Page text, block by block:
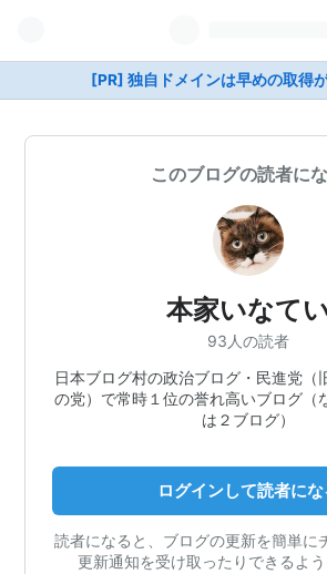
[PR] 独自ドメインは早めの取得
このブログの読者に
本家いなて
93人の読者
日本ブログ村の政治ブログ・民進党（
の党）で常時１位の誉れ高いブログ（
は２ブログ）
ログインして読者にな
読者になると、ブログの更新を簡単に
更新通知を受け取ったりできるよう